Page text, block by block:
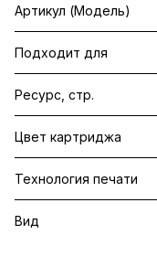
Артикул (Модель)
Подходит для
Ресурс, стр.
Цвет картриджа
Технология печати
Вид